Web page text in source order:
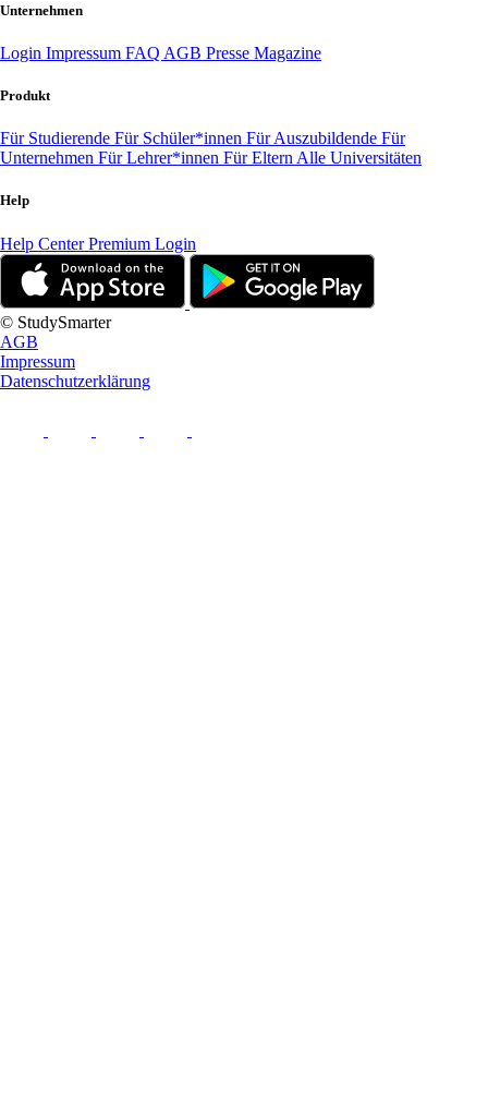
Unternehmen
Login Impressum FAQ AGB Presse Magazine
Produkt
Für Studierende Für Schüler*innen Für Auszubildende Für
Unternehmen Für Lehrer*innen Für Eltern Alle Universitäten
Help
Help CenterPremium Login
© StudySmarter
AGB
Impressum
Datenschutzerklärung